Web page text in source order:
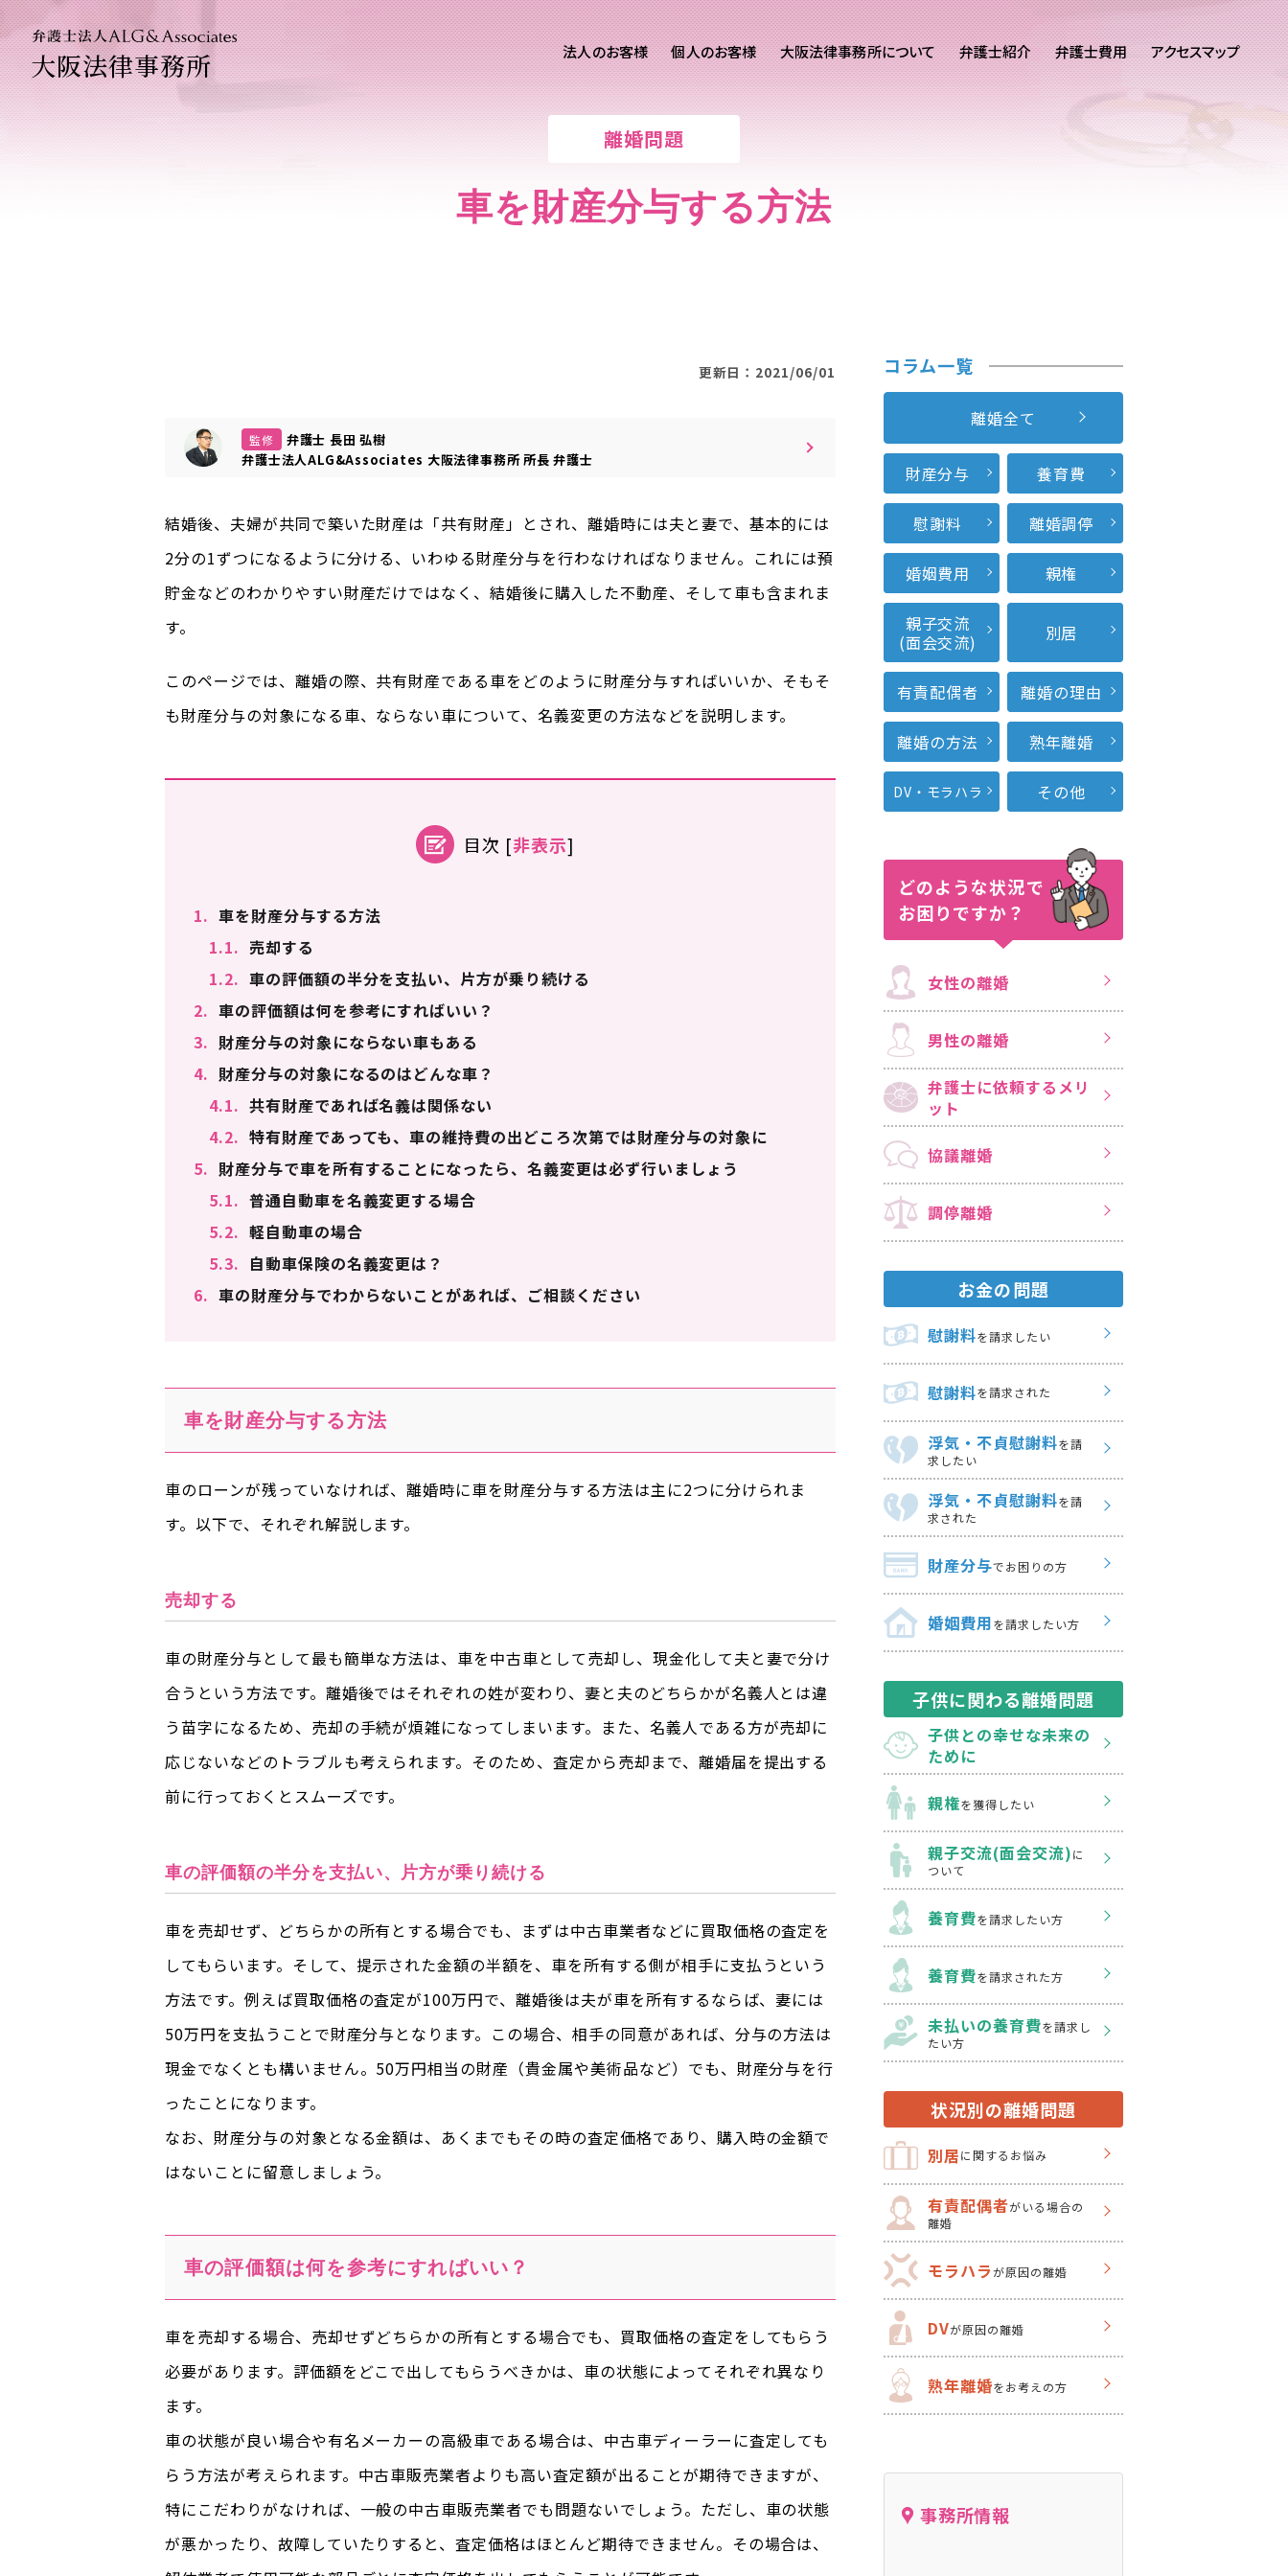
大阪法律事務所 法人のお客様
ベトナム進出支援相談サイト
個人のお客様
個人のお客様ご相談
離婚問題 刑事事件
大阪法律事務所について 弁護士紹介 弁護士費用 アクセスマップ
離婚問題
車を財産分与する方法
更新日：2021/06/01
監修
弁護士 長田 弘樹
弁護士法人ALG&Associates 大阪法律事務所所長 弁護士
結婚後、夫婦が共同で築いた財産は「共有財産」とされ、離婚時には夫と妻で、基本的には
2分の1ずつになるように分ける、いわゆる財産分与を行わなければなりません。これには預
貯金などのわかりやすい財産だけではなく、結婚後に購入した不動産、そして車も含まれま
す。
このページでは、離婚の際、共有財産である車をどのように財産分与すればいいか、そもそ
も財産分与の対象になる車、ならない車について、名義変更の方法などを説明します。
目次 [非表示]
1. 車を財産分与する方法
1.1. 売却する
1.2. 車の評価額の半分を支払い、片方が乗り続ける
2. 車の評価額は何を参考にすればいい？
3. 財産分与の対象にならない車もある
4. 財産分与の対象になるのはどんな車？
4.1. 共有財産であれば名義は関係ない
4.2. 特有財産であっても、車の維持費の出どころ次第では財産分与の対象に
5. 財産分与で車を所有することになったら、名義変更は必ず行いましょう
5.1. 普通自動車を名義変更する場合
5.2. 軽自動車の場合
5.3. 自動車保険の名義変更は？
6. 車の財産分与でわからないことがあれば、ご相談ください
車を財産分与する方法
車のローンが残っていなければ、離婚時に車を財産分与する方法は主に2つに分けられま
す。以下で、それぞれ解説します。
売却する
車の財産分与として最も簡単な方法は、車を中古車として売却し、現金化して夫と妻で分け
合うという方法です。離婚後ではそれぞれの姓が変わり、妻と夫のどちらかが名義人とは違
う苗字になるため、売却の手続が煩雑になってしまいます。また、名義人である方が売却に
応じないなどのトラブルも考えられます。そのため、査定から売却まで、離婚届を提出する
前に行っておくとスムーズです。
車の評価額の半分を支払い、片方が乗り続ける
車を売却せず、どちらかの所有とする場合でも、まずは中古車業者などに買取価格の査定を
してもらいます。そして、提示された金額の半額を、車を所有する側が相手に支払うという
方法です。例えば買取価格の査定が100万円で、離婚後は夫が車を所有するならば、妻には
50万円を支払うことで財産分与となります。この場合、相手の同意があれば、分与の方法は
現金でなくとも構いません。50万円相当の財産（貴金属や美術品など）でも、財産分与を行
ったことになります。
なお、財産分与の対象となる金額は、あくまでもその時の査定価格であり、購入時の金額で
はないことに留意しましょう。
車の評価額は何を参考にすればいい？
車を売却する場合、売却せずどちらかの所有とする場合でも、買取価格の査定をしてもらう
必要があります。評価額をどこで出してもらうべきかは、車の状態によってそれぞれ異なり
ます。
車の状態が良い場合や有名メーカーの高級車である場合は、中古車ディーラーに査定しても
らう方法が考えられます。中古車販売業者よりも高い査定額が出ることが期待できますが、
特にこだわりがなければ、一般の中古車販売業者でも問題ないでしょう。ただし、車の状態
が悪かったり、故障していたりすると、査定価格はほとんど期待できません。その場合は、
コラム一覧
離婚全て
財産分与 養育費
慰謝料 離婚調停
婚姻費用 親権
親子交流
(面会交流)
別居
有責配偶者 離婚の理由
離婚の方法 熟年離婚
DV・モラハラ その他
どのような状況で
お困りですか？
女性の離婚
男性の離婚
弁護士に依頼するメリ
ット
協議離婚
調停離婚
お金の問題
慰謝料を請求したい
慰謝料を請求された
浮気・不貞慰謝料を請
求したい
浮気・不貞慰謝料を請
求された
財産分与でお困りの方
婚姻費用を請求したい方
子供に関わる離婚問題
子供との幸せな未来の
ために
親権を獲得したい
親子交流(面会交流)に
ついて
養育費を請求したい方
養育費を請求された方
未払いの養育費を請求し
たい方
状況別の離婚問題
別居に関するお悩み
有責配偶者がいる場合の
離婚
モラハラが原因の離婚
DVが原因の離婚
熟年離婚をお考えの方
事務所情報